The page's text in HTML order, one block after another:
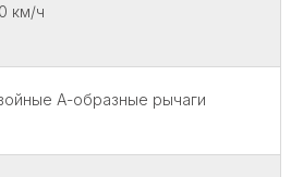
км/ч
А-образные рычаги